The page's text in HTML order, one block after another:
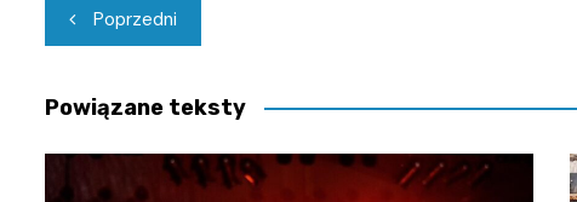
Nawigacja
wpisu
Poprzedni
Powiązane teksty